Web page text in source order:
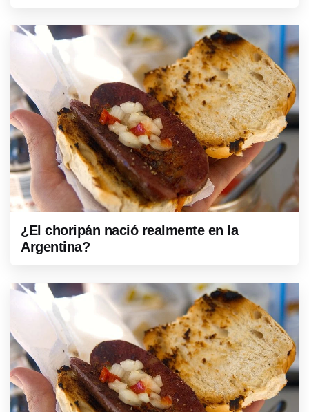
¿El choripán nació realmente en la
Argentina?